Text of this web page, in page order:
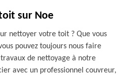
sur Noe
nettoyer votre toit ? Que vous
pouvez toujours nous faire
de nettoyage à notre
avec un professionnel couvreur,